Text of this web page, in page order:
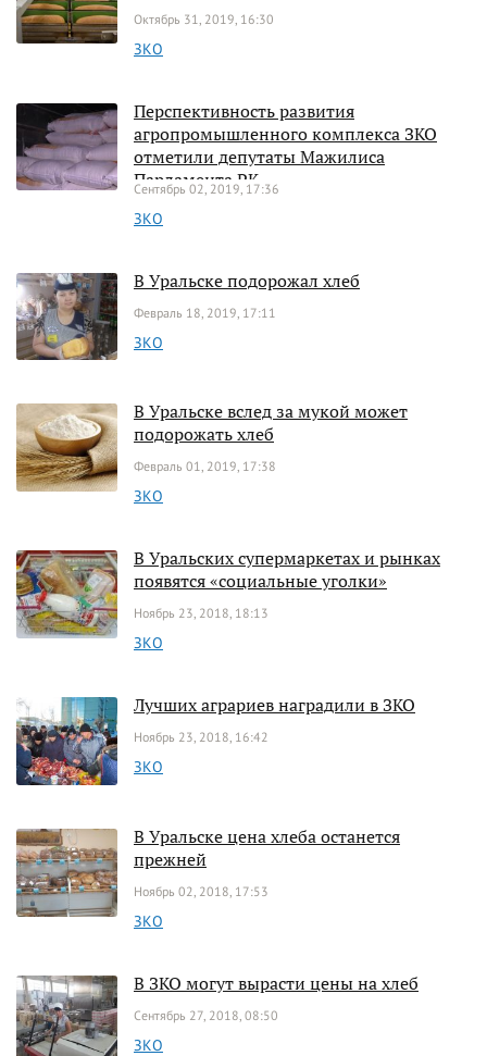
Октябрь 31, 2019, 16:30
ЗКО
Перспективность развития
агропромышленного комплекса ЗКО
отметили депутаты Мажилиса
Парламента РК
Сентябрь 02, 2019, 17:36
ЗКО
В Уральске подорожал хлеб
Февраль 18, 2019, 17:11
ЗКО
В Уральске вслед за мукой может
подорожать хлеб
Февраль 01, 2019, 17:38
ЗКО
В Уральских супермаркетах и рынках
появятся «социальные уголки»
Ноябрь 23, 2018, 18:13
ЗКО
Лучших аграриев наградили в ЗКО
Ноябрь 23, 2018, 16:42
ЗКО
В Уральске цена хлеба останется
прежней
Ноябрь 02, 2018, 17:53
ЗКО
В ЗКО могут вырасти цены на хлеб
Сентябрь 27, 2018, 08:50
ЗКО